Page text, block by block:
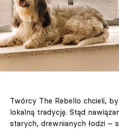
Twórcy The Rebello chcieli,
lokalną tradycję. Stąd
starych, drewnianych łodzi –